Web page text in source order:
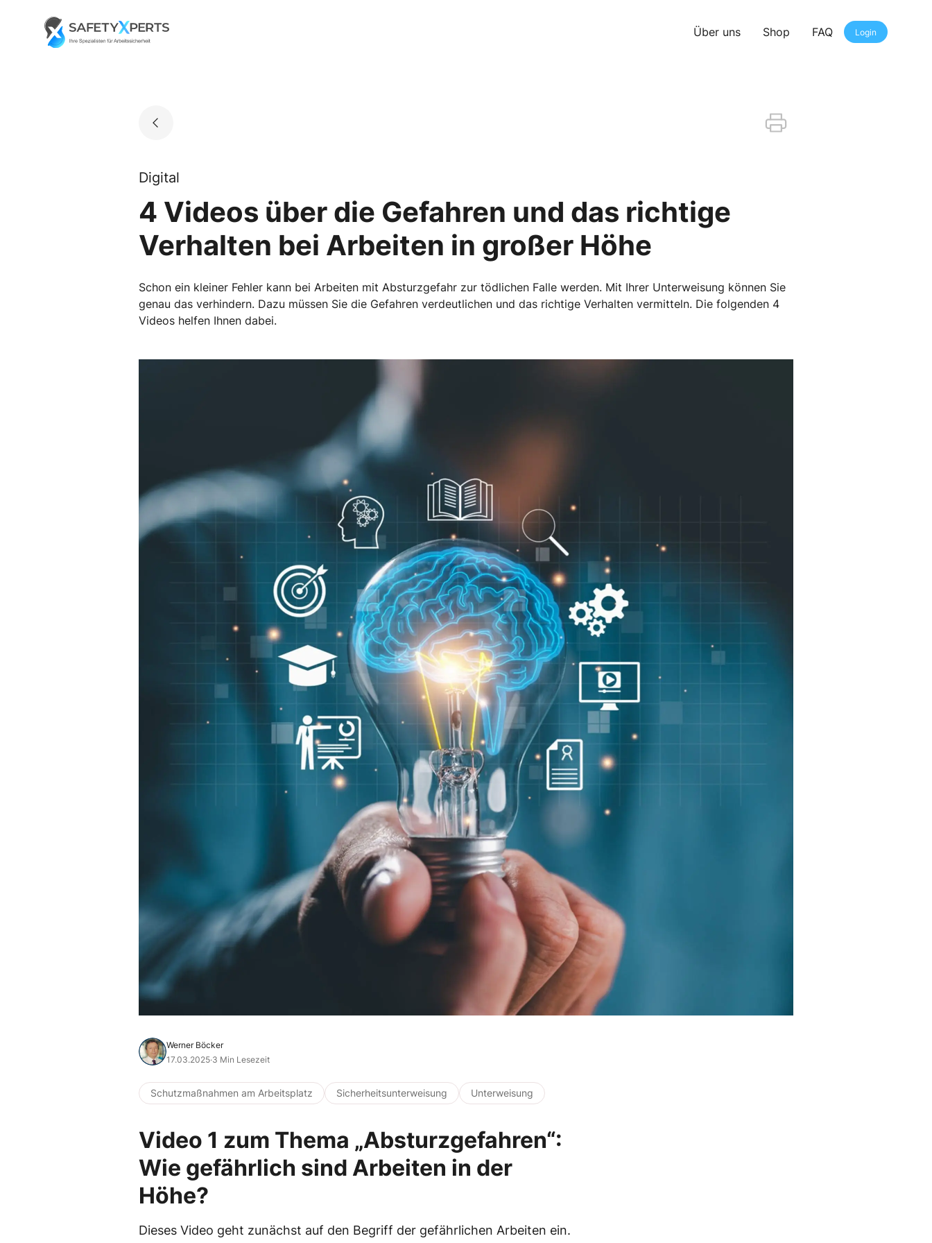
Go to landing page.
Über uns Shop FAQ Login
Digital
4 Videos über die Gefahren und das richtige
Verhalten bei Arbeiten in großer Höhe
Schon ein kleiner Fehler kann bei Arbeiten mit Absturzgefahr zur tödlichen Falle werden. Mit Ihrer Unterweisung können Sie
genau das verhindern. Dazu müssen Sie die Gefahren verdeutlichen und das richtige Verhalten vermitteln. Die folgenden 4
Videos helfen Ihnen dabei.
Werner Böcker
17.03.2025·3 Min Lesezeit
Schutzmaßnahmen am Arbeitsplatz Sicherheitsunterweisung Unterweisung
Video 1 zum Thema „Absturzgefahren“:
Wie gefährlich sind Arbeiten in der
Höhe?
Dieses Video geht zunächst auf den Begriff der gefährlichen Arbeiten ein.